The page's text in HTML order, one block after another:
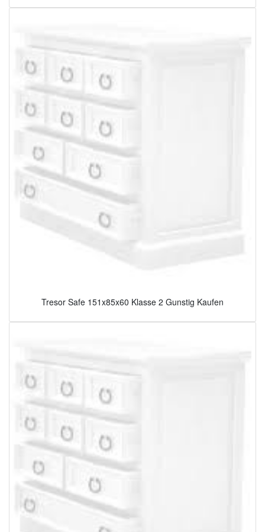
Tresor Safe 151x85x60 Klasse 2 Gunstig Kaufen